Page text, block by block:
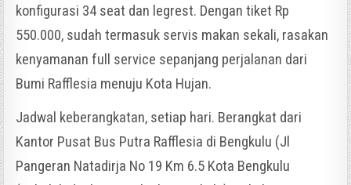
konfigurasi 34 seat dan legrest. Dengan tiket Rp
550.000, sudah termasuk servis makan sekali, rasakan
kenyamanan full service sepanjang perjalanan dari
Bumi Rafflesia menuju Kota Hujan.
Jadwal keberangkatan, setiap hari. Berangkat dari
Kantor Pusat Bus Putra Rafflesia di Bengkulu (Jl
Pangeran Natadirja No 19 Km 6.5 Kota Bengkulu